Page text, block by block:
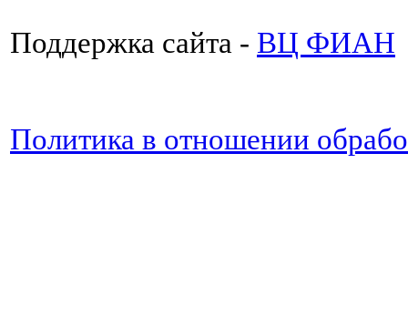
Поддержка сайта - ВЦ ФИАН
Политика в отношении